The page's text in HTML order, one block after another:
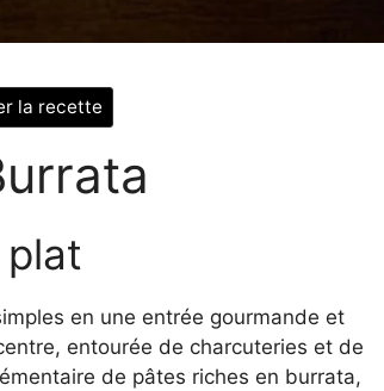
la recette
en une entrée gourmande et
entourée de charcuteries et de
de pâtes riches en burrata,